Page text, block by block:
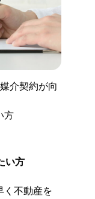
介契約が向
方
い方
く不動産を